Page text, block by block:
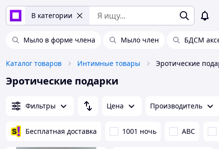
В категории
Мыло в форме члена Мыло член БДСМ
Каталог товаров Интимные товары Эротические
Эротические подарки
Фильтры Цена Производитель
Бесплатная доставка 1001 ночь ABC